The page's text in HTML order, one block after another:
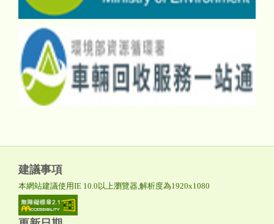
建議事項
本網站建議使用IE 10.0以上瀏覽器,解析度為1920x1080